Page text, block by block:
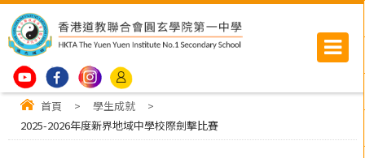
首頁 > 學生成就
>
2025-2026年度新界地域中學校際劍擊比賽